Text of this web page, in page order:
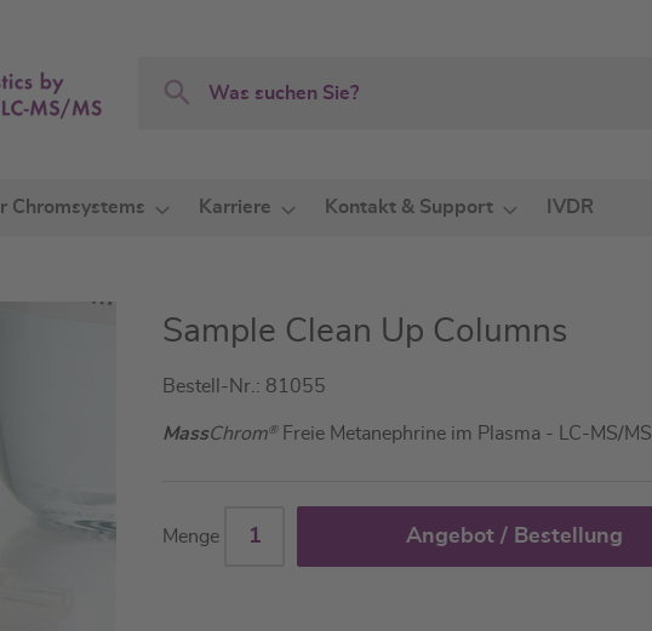
Search
Chromsystems Karriere Kontakt & Support IVDR
Sample Clean Up Columns
Bestell-Nr.: 81055
MassChrom®Freie Metanephrine im Plasma - LC-MS/MS
Menge Angebot / Bestellung